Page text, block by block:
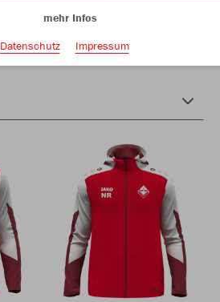
Farbe
mehr Infos
Datenschutz
Impressum